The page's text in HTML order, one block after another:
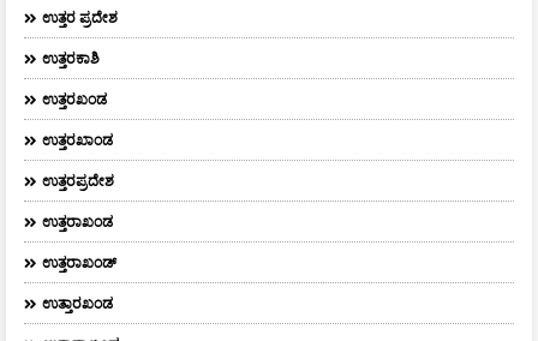
ಉತ್ತರ ಪ್ರದೇಶ
ಉತ್ತರಕಾಶಿ
ಉತ್ತರಖಂಡ
ಉತ್ತರಖಾಂಡ
ಉತ್ತರಪ್ರದೇಶ
ಉತ್ತರಾಖಂಡ
ಉತ್ತರಾಖಂಡ್
ಉತ್ತಾರಖಂಡ